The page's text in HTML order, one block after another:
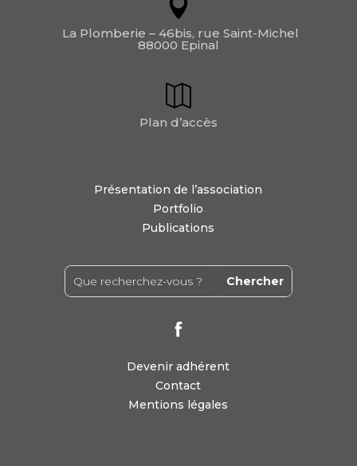
La Plomberie – 46bis, rue Saint-Michel
88000 Epinal
Plan d’accès
Présentation de l’association
Portfolio
Publications
Devenir adhérent
Contact
Mentions légales